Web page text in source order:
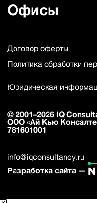
Офисы
Договор оферты
Политика обработки
Юридическая
© 2001–2026 IQ
ООО «Ай Кью
781601001
info@iqconsultancy.ru
Разработка сайта —